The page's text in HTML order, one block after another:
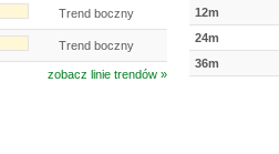
Trend boczny
Trend boczny
zobacz linie trendów »
12m
24m
36m